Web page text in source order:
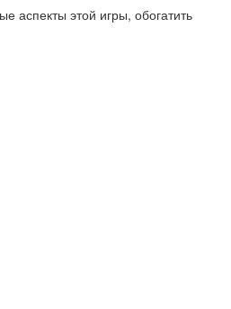
аспекты этой игры, обогатить